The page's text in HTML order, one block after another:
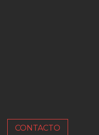
CONTACTO